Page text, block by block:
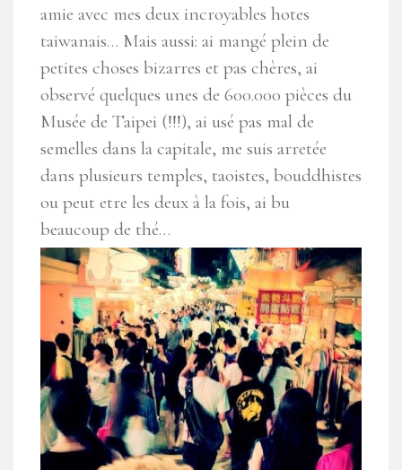
amie avec mes deux incroyables hotes
taiwanais… Mais aussi: ai mangé plein de
petites choses bizarres et pas chères, ai
observé quelques unes de 600.000 pièces du
Musée de Taipei (!!!), ai usé pas mal de
semelles dans la capitale, me suis arretée
dans plusieurs temples, taoistes, bouddhistes
ou peut etre les deux à la fois, ai bu
beaucoup de thé…